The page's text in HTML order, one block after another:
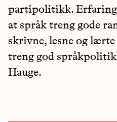
partipolitikk. Erfaring
at språk treng gode
skrivne, lesne og
treng god
Hauge.